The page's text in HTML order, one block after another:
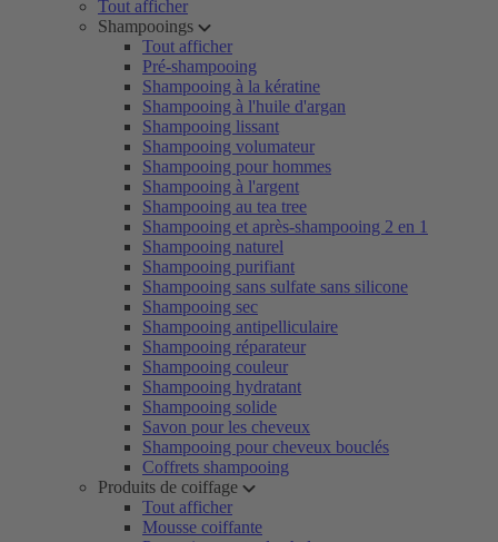
Tout afficher
Shampooings
Tout afficher
Pré-shampooing
Shampooing à la kératine
Shampooing à l'huile d'argan
Shampooing lissant
Shampooing volumateur
Shampooing pour hommes
Shampooing à l'argent
Shampooing au tea tree
Shampooing et après-shampooing 2 en 1
Shampooing naturel
Shampooing purifiant
Shampooing sans sulfate sans silicone
Shampooing sec
Shampooing antipelliculaire
Shampooing réparateur
Shampooing couleur
Shampooing hydratant
Shampooing solide
Savon pour les cheveux
Shampooing pour cheveux bouclés
Coffrets shampooing
Produits de coiffage
Tout afficher
Mousse coiffante